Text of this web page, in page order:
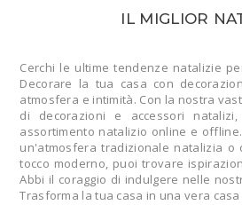
IL MIGLIOR
Cerchi le ultime tendenze natalizie
Decorare la tua casa con
atmosfera e intimità. Con la nostra
di decorazioni e accessori
assortimento natalizio online e
un'atmosfera tradizionale natalizia o
tocco moderno, puoi trovare
Abbi il coraggio di indulgere nelle
Trasforma la tua casa in una vera